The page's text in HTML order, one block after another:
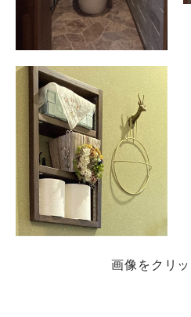
画像をクリ